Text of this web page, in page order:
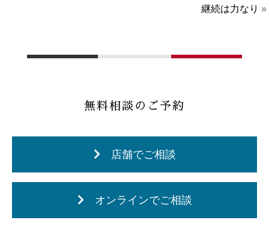
継続は力なり »
無料相談のご予約
店舗でご相談
オンラインでご相談